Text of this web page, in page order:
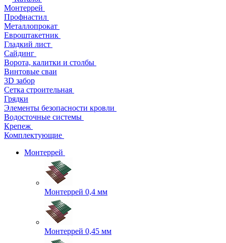
Монтеррей
Профнастил
Металлопрокат
Евроштакетник
Гладкий лист
Сайдинг
Ворота, калитки и столбы
Винтовые сваи
3D забор
Сетка строительная
Грядки
Элементы безопасности кровли
Водосточные системы
Крепеж
Комплектующие
Монтеррей
Монтеррей 0,4 мм
Монтеррей 0,45 мм